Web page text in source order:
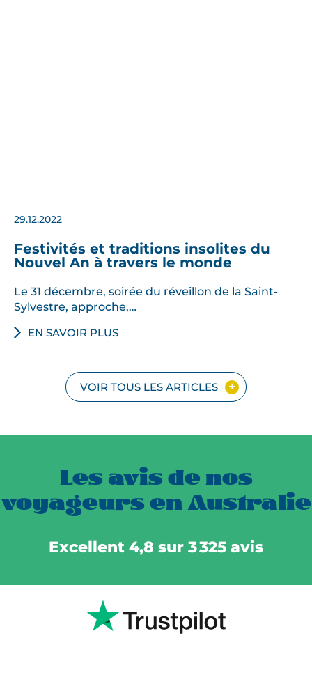
29.12.2022
Festivités et traditions insolites du
Nouvel An à travers le monde
Le 31 décembre, soirée du réveillon de la Saint-
Sylvestre, approche,…
EN SAVOIR PLUS
VOIR TOUS LES ARTICLES
Les avis de nos
voyageurs en Australie
Excellent 4,8 sur 3 325 avis